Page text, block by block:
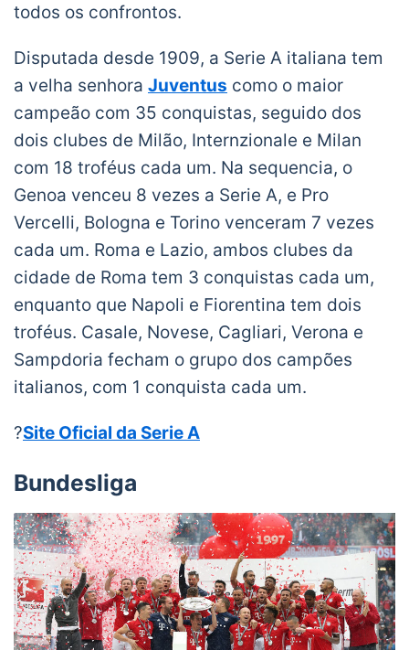
todos os confrontos.
Disputada desde 1909, a Serie A italiana tem
a velha senhora Juventus como o maior
campeão com 35 conquistas, seguido dos
dois clubes de Milão, Internzionale e Milan
com 18 troféus cada um. Na sequencia, o
Genoa venceu 8 vezes a Serie A, e Pro
Vercelli, Bologna e Torino venceram 7 vezes
cada um. Roma e Lazio, ambos clubes da
cidade de Roma tem 3 conquistas cada um,
enquanto que Napoli e Fiorentina tem dois
troféus. Casale, Novese, Cagliari, Verona e
Sampdoria fecham o grupo dos campões
italianos, com 1 conquista cada um.
?Site Oficial da Serie A
Bundesliga